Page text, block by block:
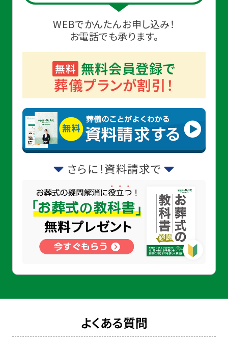
WEBでかんたんお申し込み！
お電話でも承ります。
無料 無料会員登録で
葬儀プランが割引！
さらに！資料請求で
よくある質問